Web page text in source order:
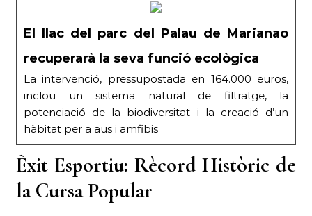
El llac del parc del Palau de Marianao
recuperarà la seva funció ecològica
La intervenció, pressupostada en 164.000 euros,
inclou un sistema natural de filtratge, la
potenciació de la biodiversitat i la creació d’un
hàbitat per a aus i amfibis
Èxit Esportiu: Rècord Històric de
la Cursa Popular